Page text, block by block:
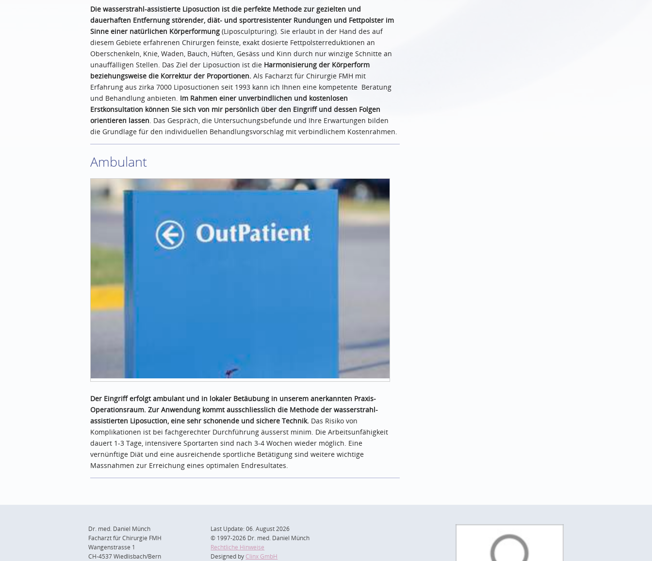
Die wasserstrahl-assistierte Liposuction ist die perfekte Methode zur gezielten und
dauerhaften Entfernung störender, diät- und sportresistenter Rundungen und Fettpolster im
Sinne einer natürlichen Körperformung (Liposculpturing). Sie erlaubt in der Hand des auf
diesem Gebiete erfahrenen Chirurgen feinste, exakt dosierte Fettpolsterreduktionen an
Oberschenkeln, Knie, Waden, Bauch, Hüften, Gesäss und Kinn durch nur winzige Schnitte an
unauffälligen Stellen. Das Ziel der Liposuction ist die Harmonisierung der Körperform
beziehungsweise die Korrektur der Proportionen.Als Facharzt für Chirurgie FMH mit
Erfahrung aus zirka 7000 Liposuctionen seit 1993 kann ich Ihnen eine kompetente Beratung
und Behandlung anbieten. Im Rahmen einer unverbindlichen und kostenlosen
Erstkonsultation können Sie sich von mir persönlich über den Eingriff und dessen Folgen
orientieren lassen. Das Gespräch, die Untersuchungsbefunde und Ihre Erwartungen bilden
die Grundlage für den individuellen Behandlungsvorschlag mit verbindlichem Kostenrahmen.
Ambulant
Der Eingriff erfolgt ambulant und in lokaler Betäubung in unserem anerkannten Praxis-
Operationsraum. Zur Anwendung kommt ausschliesslich die Methode der wasserstrahl-
assistierten Liposuction, eine sehr schonende und sichere Technik. Das Risiko von
Komplikationen ist bei fachgerechter Durchführung äusserst minim. Die Arbeitsunfähigkeit
dauert 1-3 Tage, intensivere Sportarten sind nach 3-4 Wochen wieder möglich. Eine
vernünftige Diät und eine ausreichende sportliche Betätigung sind weitere wichtige
Massnahmen zur Erreichung eines optimalen Endresultates.
Dr. med. Daniel Münch
Facharzt für Chirurgie FMH
Wangenstrasse 1
CH-4537 Wiedlisbach/Bern
Last Update: 06. August 2026
© 1997-2026 Dr. med. Daniel Münch
Rechtliche Hinweise
Designed by Clinx GmbH